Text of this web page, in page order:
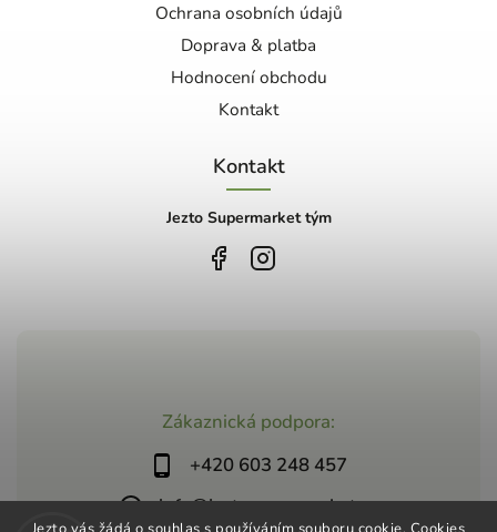
Zákaznická podpora:
+420 603 248 457
info@jeztosupermarket.cz
Ochrana osobních údajů
Doprava & platba
Hodnocení obchodu
Kontakt
Kontakt
Jezto Supermarket tým